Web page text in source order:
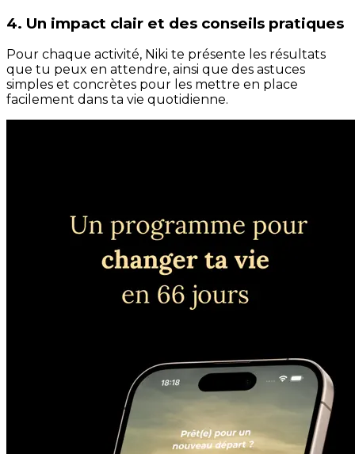
4. Un impact clair et des conseils pratiques
Pour chaque activité, Niki te présente les résultats
que tu peux en attendre, ainsi que des astuces
simples et concrètes pour les mettre en place
facilement dans ta vie quotidienne.